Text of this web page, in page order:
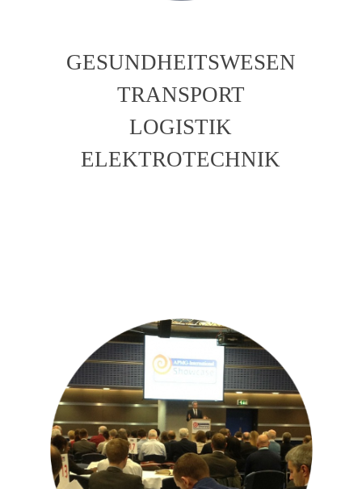
GESUNDHEITSWESEN
TRANSPORT
LOGISTIK
ELEKTROTECHNIK